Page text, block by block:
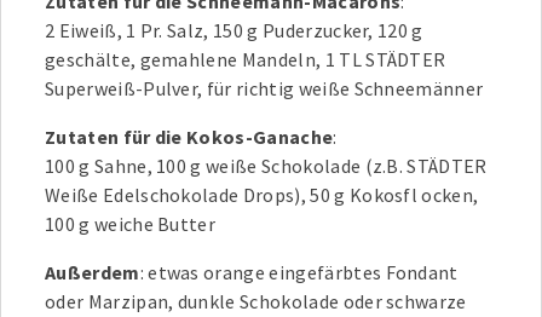
2 Eiweiß, 1 Pr. Salz, 150 g Puderzucker, 120 g
geschälte, gemahlene Mandeln, 1 TL STÄDTER
Superweiß-Pulver, für richtig weiße Schneemänner
Zutaten für die Kokos-Ganache:
100 g Sahne, 100 g weiße Schokolade (z.B. STÄDTER
Weiße Edelschokolade Drops), 50 g Kokosfl ocken,
100 g weiche Butter
Außerdem: etwas orange eingefärbtes Fondant
oder Marzipan, dunkle Schokolade oder schwarze